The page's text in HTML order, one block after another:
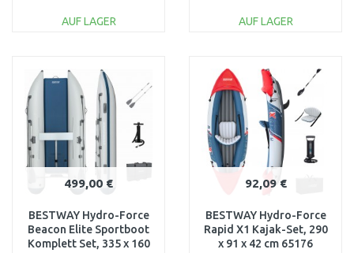
AUF LAGER
Vergleichen
AUF LAGER
Vergleichen
499,00 €
BESTWAY Hydro-Force
Beacon Elite Sportboot
Komplett Set, 335 x 160
92,09 €
BESTWAY Hydro-Force
Rapid X1 Kajak-Set, 290
x 91 x 42 cm 65176